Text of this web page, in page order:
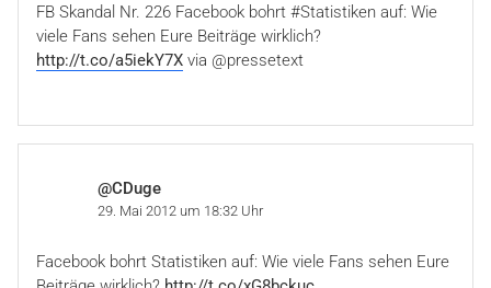
FB Skandal Nr. 226 Facebook bohrt #Statistiken auf: Wie
viele Fans sehen Eure Beiträge wirklich?
http://t.co/a5iekY7X via @pressetext
@CDuge
29. Mai 2012 um 18:32 Uhr
Facebook bohrt Statistiken auf: Wie viele Fans sehen Eure